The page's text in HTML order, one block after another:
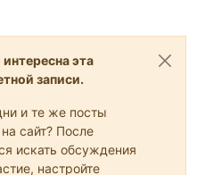
эта
записи.
и те же посты
сайт? После
искать обсуждения
настройте